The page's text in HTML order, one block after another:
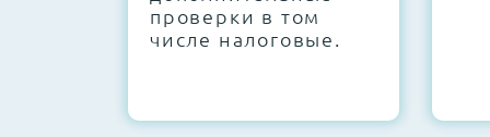
проверки в том
числе налоговые.